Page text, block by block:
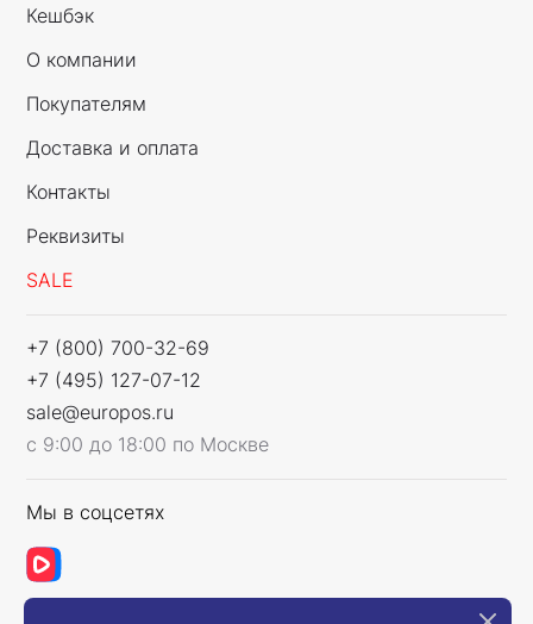
Кешбэк
О компании
Покупателям
Доставка и оплата
Контакты
Реквизиты
SALE
+7 (800) 700-32-69
+7 (495) 127-07-12
sale@europos.ru
с 9:00 до 18:00 по Москве
Мы в соцсетях